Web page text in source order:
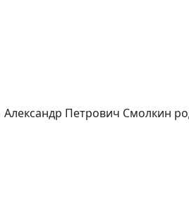
Александр Петрович Смолкин